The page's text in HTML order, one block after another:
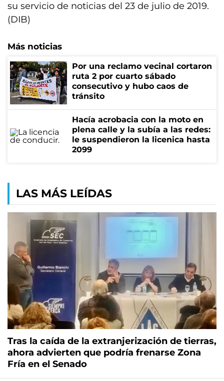
su servicio de noticias del 23 de julio de 2019.
(DIB)
Más noticias
Por una reclamo vecinal cortaron
ruta 2 por cuarto sábado
consecutivo y hubo caos de
tránsito
Hacía acrobacia con la moto en
plena calle y la subía a las redes:
le suspendieron la licenica hasta
2099
LAS MÁS LEÍDAS
Tras la caída de la extranjerización de tierras,
ahora advierten que podría frenarse Zona
Fría en el Senado